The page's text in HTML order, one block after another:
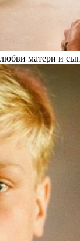
матери и